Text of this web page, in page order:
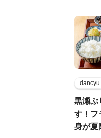
dancyu
黒瀬ぶ
す！フ
身が夏